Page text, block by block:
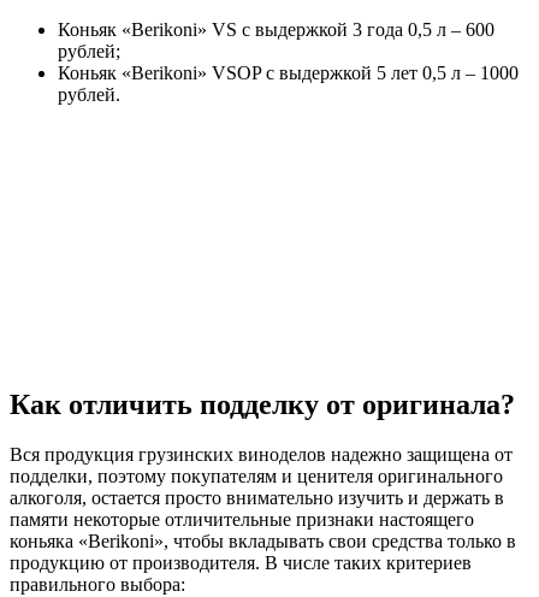
Коньяк «Berikoni» VS с выдержкой 3 года 0,5 л – 600
рублей;
Коньяк «Berikoni» VSOP с выдержкой 5 лет 0,5 л – 1000
рублей.
Как отличить подделку от оригинала?
Вся продукция грузинских виноделов надежно защищена от
подделки, поэтому покупателям и ценителя оригинального
алкоголя, остается просто внимательно изучить и держать в
памяти некоторые отличительные признаки настоящего
коньяка «Berikoni», чтобы вкладывать свои средства только в
продукцию от производителя. В числе таких критериев
правильного выбора: